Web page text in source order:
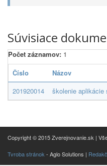
Súvisiace
Počet záznamov: 1
Číslo
Názov
201920014
školenie aplikácie
Copyright © 2015 Zverejnovanie.sk |
Tvroba stránok - Aglo Solutions |